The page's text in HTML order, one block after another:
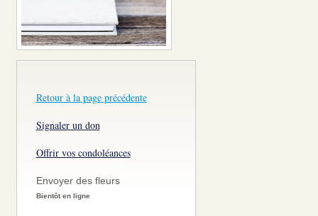
Retour à la page précédente
Signaler un don
Offrir vos condoléances
Envoyer des fleurs
Bientôt en ligne